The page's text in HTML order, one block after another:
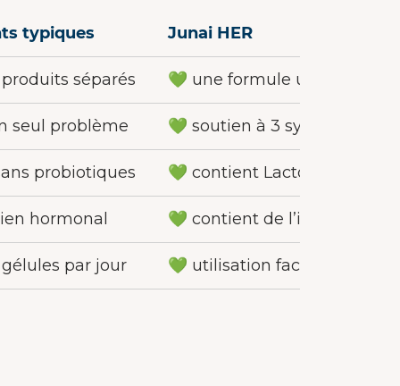
typiques Junai HER
séparés 💚 une formule unique
seul problème 💚 soutien à 3 systèmes
probiotiques 💚 contient Lactobacillus
hormonal 💚 contient de l’iode +
par jour 💚 utilisation facile